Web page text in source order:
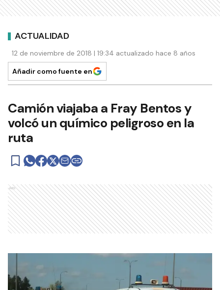
ACTUALIDAD
12 de noviembre de 2018 | 19:34 actualizado hace 8 años
Añadir como fuente en
Camión viajaba a Fray Bentos y
volcó un químico peligroso en la
ruta
Ads